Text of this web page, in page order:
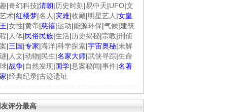
|奇幻科技|清朝|历史时刻 |易中天|UFO|文
术|红楼梦|名人 |灾难|收藏|明星艺人 |女皇
|女性|黄帝|慈禧|运动|能源环保|气候|建筑
| 人体|民俗民族|生活|历史揭秘|宗教|刑侦
|三国|专家|海洋|科学探索|宇宙奥秘|未解
| 人文|动物|民生|名家大师|武侠寻踪|生命
|战争|自然发现|国学|悬案秘闻|事件|名著
|经典纪录|古迹遗址
友评分最高